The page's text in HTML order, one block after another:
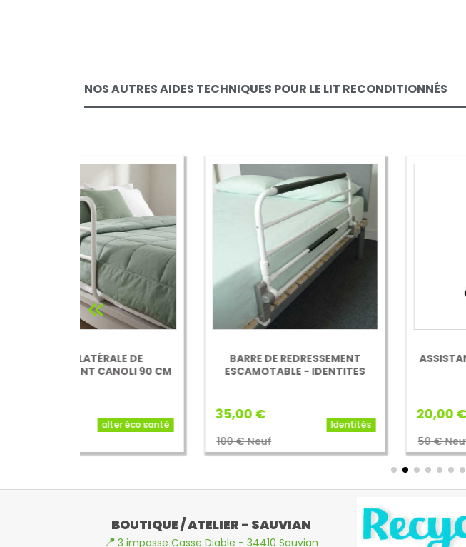
NOS AUTRES AIDES TECHNIQUES POUR LE LIT RECONDITIONNÉS
BARRE DE REDRESSEMENT
ESCAMOTABLE - IDENTITES
ASSISTANT RELEVEUR CX4027
BOUTIQUE / ATELIER - SAUVIAN
📍 3 impasse Casse Diable - 34410 Sauvian